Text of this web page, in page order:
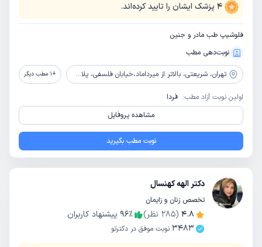
4 پزشک ایشان را تایید کرده‌اند.
فلوشیپ طب مادر و جنین
نوبت‌دهی مطب
تهران، شریعتی، بالاتر از میرداماد،خیابان فلسفی، پلاک 13، واحد 1، طبقه اول +
1 مطب دیگر
اولین نوبت آزاد مطب: فردا
مشاهده پروفایل
نوبت مطب بگیرید
دکتر الهه کهنسال
تخصص زنان و زایمان
4.8
(
285 نظر) 96٪
پیشنهاد کاربران
3483 نوبت موفق در دکترتو